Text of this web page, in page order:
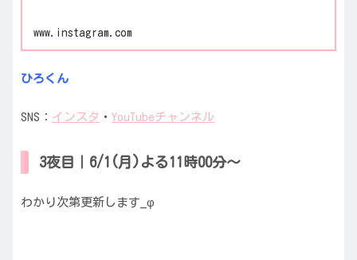
www.instagram.com
ひろくん
SNS： インスタ ・ YouTubeチャンネル
3夜目｜6/1(月)よる11時00分〜
わかり次第更新します_φ